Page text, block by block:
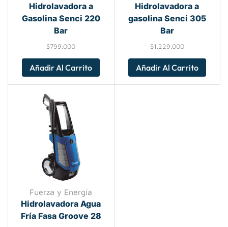
Hidrolavadora a
Gasolina Senci 220
Bar
$799.000
Añadir Al Carrito
Hidrolavadora a
gasolina Senci 305
Bar
$1.229.000
Añadir Al Carrito
Fuerza y Energía
Hidrolavadora Agua
Fría Fasa Groove 28